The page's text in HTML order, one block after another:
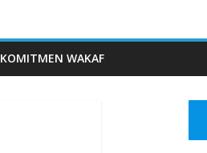
KOMITMEN WAKAF